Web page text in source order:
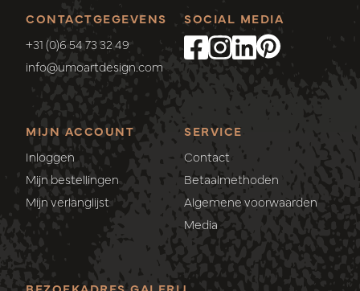
CONTACTGEGEVENS
+31 (0)6 54 73 32 49
info@umoartdesign.com
MIJN ACCOUNT
Inloggen
Mijn bestellingen
Mijn verlanglijst
SERVICE
Contact
Betaalmethoden
Algemene voorwaarden
Media
SOCIAL MEDIA